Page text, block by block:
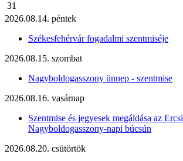
31
2026.08.14. péntek
Székesfehérvár fogadalmi szentmiséje
2026.08.15. szombat
Nagyboldogasszony ünnep - szentmise
2026.08.16. vasárnap
Szentmise és jegyesek megáldása az Ercsi
Nagyboldogasszony-napi búcsún
2026.08.20. csütörtök